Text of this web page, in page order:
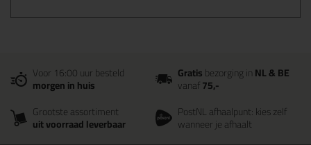
Voor 16:00 uur besteld
morgen in huis
Gratisbezorging inNL & BE
vanaf75,-
Grootste assortiment
uit voorraad leverbaar
PostNL afhaalpunt: kies zelf
wanneer je afhaalt